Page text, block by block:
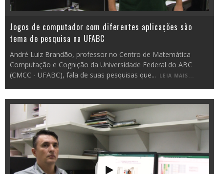
Jogos de computador com diferentes aplicações são
tema de pesquisa na UFABC
André Luiz Brandão, professor no Centro de Matemática
Computação e Cognição da Universidade Federal do ABC
(CMCC - UFABC), fala de suas pesquisas que... LEIA MAIS...